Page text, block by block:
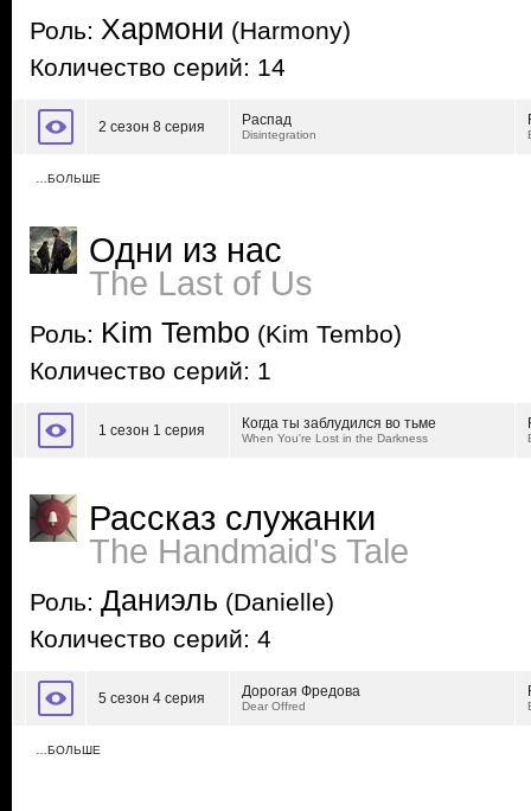
Роль: Хармони (Harmony)
Количество серий: 14
2 сезон 8 серия Распад
Disintegration
…БОЛЬШЕ
Одни из нас
The Last of Us
Роль: Kim Tembo (Kim Tembo)
Количество серий: 1
1 сезон 1 серия Когда ты заблудился во тьме
When You're Lost in the Darkness
Рассказ служанки
The Handmaid's Tale
Роль: Даниэль (Danielle)
Количество серий: 4
5 сезон 4 серия Дорогая Фредова
Dear Offred
…БОЛЬШЕ